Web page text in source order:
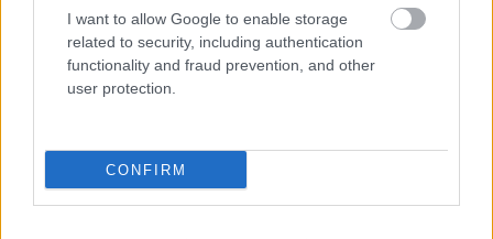
I want to allow Google to enable storage
related to security, including authentication
functionality and fraud prevention, and other
user protection.
CONFIRM
Τι σημαίνει η λέξη «ευκτός»